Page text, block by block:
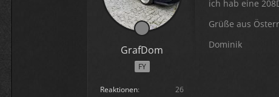
GrafDom
FY
Reaktionen
26
ich hab eine
Grüße aus
Dominik